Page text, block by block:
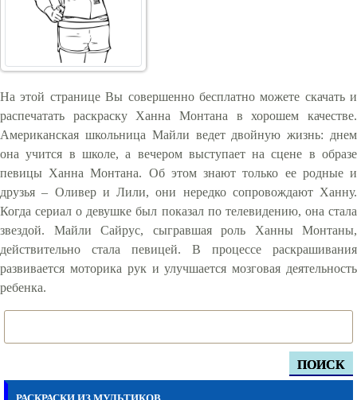
ПОИСК
На этой странице Вы совершенно бесплатно можете скачать и
распечатать раскраску Ханна Монтана в хорошем качестве.
Американская школьница Майли ведет двойную жизнь: днем
она учится в школе, а вечером выступает на сцене в образе
певицы Ханна Монтана. Об этом знают только ее родные и
друзья – Оливер и Лили, они нередко сопровождают Ханну.
Когда сериал о девушке был показал по телевидению, она стала
звездой. Майли Сайрус, сыгравшая роль Ханны Монтаны,
действительно стала певицей. В процессе раскрашивания
развивается моторика рук и улучшается мозговая деятельность
ребенка.